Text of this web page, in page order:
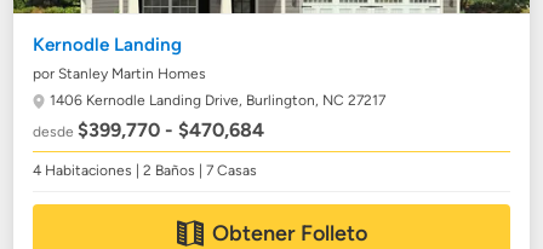
Kernodle Landing
por Stanley Martin Homes
1406 Kernodle Landing Drive, Burlington, NC 27217
desde$399,770 - $470,684
4 Habitaciones | 2 Baños | 7 Casas
Obtener Folleto